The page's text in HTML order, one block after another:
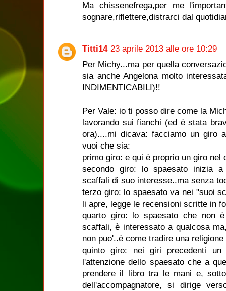
Ma chissenefrega,per me
sognare,riflettere,distrarci dal
Titti14 23 aprile 2013 alle ore 10:29
Per Michy...ma per quella
sia anche Angelona molto
INDIMENTICABILI)!!
Per Vale: io ti posso dire come la
lavorando sui fianchi (ed è stata
ora)....mi dicava: facciamo un giro
vuoi che sia:
primo giro: e qui è proprio un giro nel
secondo giro: lo spaesato inizia
scaffali di suo interesse..ma senza
terzo giro: lo spaesato va nei "suoi
li apre, legge le recensioni scritte in
quarto giro: lo spaesato che non
scaffali, è interessato a qualcosa
non puo'..è come tradire una religione
quinto giro: nei giri precedenti un
l'attenzione dello spaesato che a
prendere il libro tra le mani e,
dell'accompagnatore, si dirige